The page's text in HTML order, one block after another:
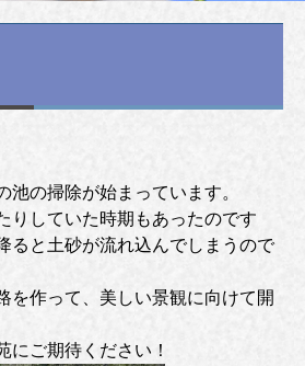
池の掃除が始まっています。
りしていた時期もあったのです
ると土砂が流れ込んでしまうので
を作って、美しい景観に向けて開
にご期待ください！